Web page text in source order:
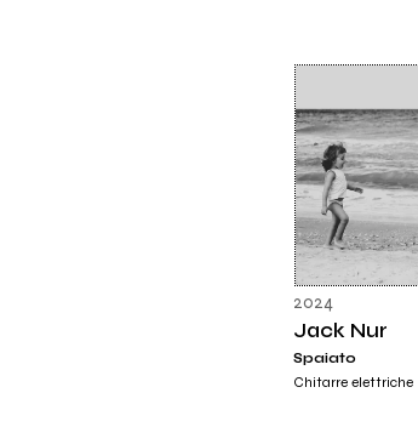
2024
Jack Nur
Spaiato
Chitarre elettriche